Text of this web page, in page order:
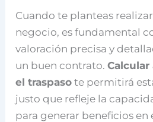
Cuando te planteas
negocio, es fundamental
valoración precisa y
un buen contrato.
el traspaso te permitirá
justo que refleje la
para generar beneficios en